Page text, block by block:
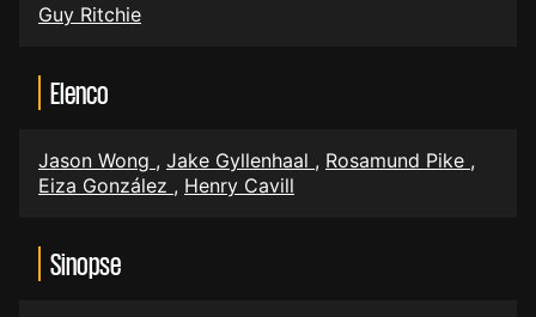
Guy Ritchie
Elenco
Jason Wong , Jake Gyllenhaal , Rosamund Pike ,
Eiza González , Henry Cavill
Sinopse